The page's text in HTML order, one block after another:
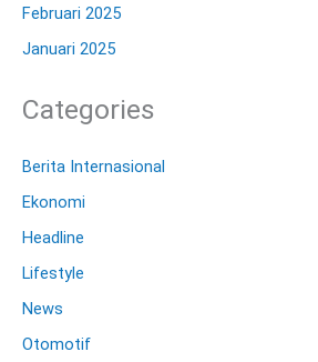
Februari 2025
Januari 2025
Categories
Berita Internasional
Ekonomi
Headline
Lifestyle
News
Otomotif